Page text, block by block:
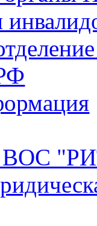
ВОС